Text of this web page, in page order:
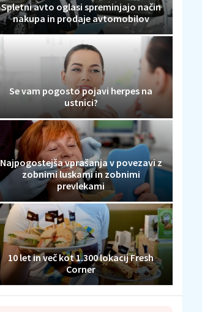
Spletni avto oglasi spreminjajo način
nakupa in prodaje avtomobilov
Se vam pogosto pojavi herpes na
ustnici?
Najpogostejša vprašanja v povezavi z
zobnimi luskami in zobnimi
prevlekami
10 let in več kot 1.300 lokacij Fresh
Corner